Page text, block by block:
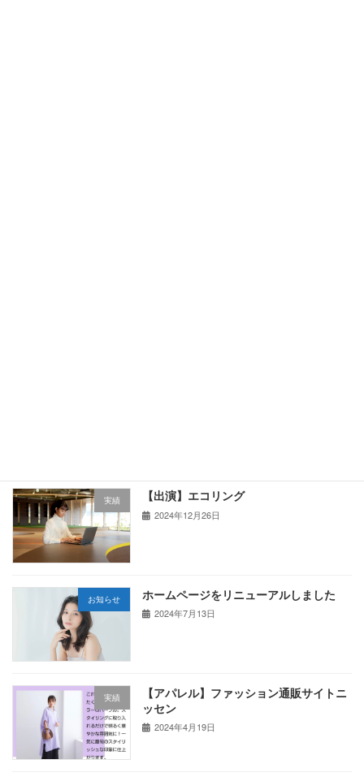
実績 【出演】エコリング
2024年12月26日
お知らせ ホームページをリニューアルしました
2024年7月13日
実績
【アパレル】ファッション通販サイトニ
ッセン
2024年4月19日